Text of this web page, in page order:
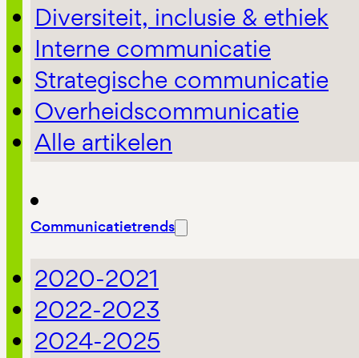
Diversiteit, inclusie & ethiek
Interne communicatie
Strategische communicatie
Overheidscommunicatie
Alle artikelen
Communicatietrends
2020-2021
2022-2023
2024-2025